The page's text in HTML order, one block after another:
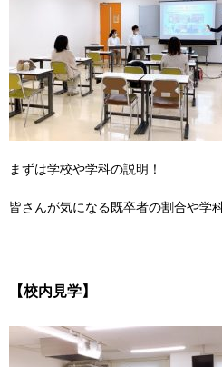
まずは学校や学科の説明！
皆さんが気になる既卒者の割合や学
【校内見学】